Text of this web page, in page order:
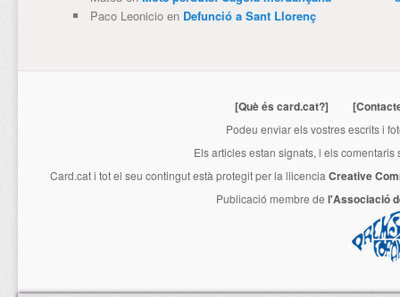
Paco Leonicioen Defunció a Sant Llorenç
[Què és card.cat?]
Podeu enviar els vostres escrits i
Els articles estan signats, i els
Card.cati tot el seu contingut està protegit per la llicencia Creative
Publicació membre de l'Associació